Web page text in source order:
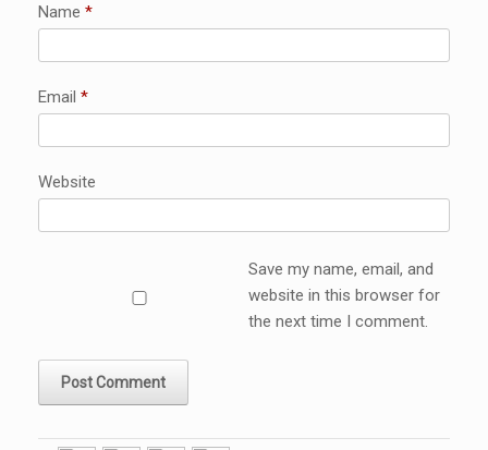
Name *
Email *
Website
Save my name, email, and
website in this browser for
the next time I comment.